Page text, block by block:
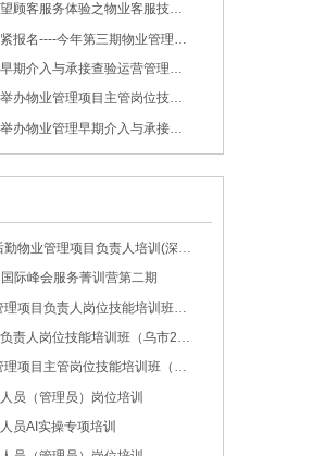
关于举办《重望顾客服务体验之物业客服技能专项提升训练营》的通知
关于物业管理早期介入与承接查验运营管理实践的专题培训的通知
关于在广州市举办物业管理项目主管岗位技能培训班的通知
2026年高校后勤物业管理项目负责人培训(深圳一期)班
际峰会服务菁训营第二期
物业管理项目负责人岗位技能培训班（乌市26年1期）
2026年物业管理项目主管岗位技能培训班（深圳二期）
员（管理员）岗位培训
员AI实操专项培训